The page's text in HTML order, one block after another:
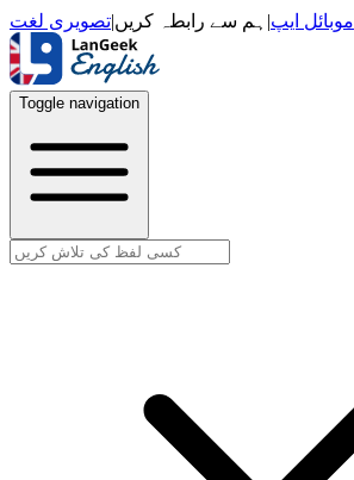
موبائل ایپ| ہم سے رابطہ کریں|تصویری لغت
Toggle navigation